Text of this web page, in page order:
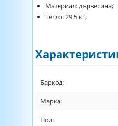
Материал: дървесина;
Тегло: 29.5 кг;
Баркод:
Марка:
Пол: